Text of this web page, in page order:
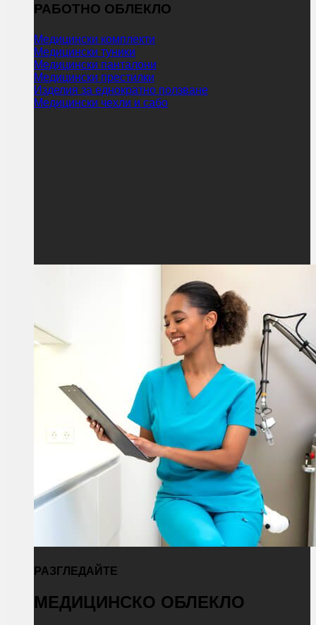
РАБОТНО ОБЛЕКЛО
Медицински комплекти
Медицински туники
Медицински панталони
Медицински престилки
Изделия за еднократно ползване
Медицински чехли и сабо
РАЗГЛЕДАЙТЕ
МЕДИЦИНСКО ОБЛЕКЛО